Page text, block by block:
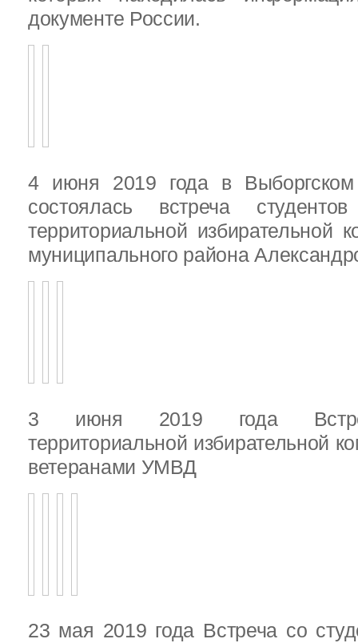
документе России.
4 июня 2019 года в
состоялась встреча
территориальной избирательной
муниципального района
3 июня 2019 года
территориальной избирательной
ветеранами УМВД
23 мая 2019 года Встреча со